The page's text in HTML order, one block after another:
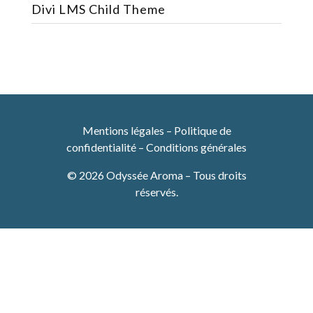
Divi LMS Child Theme
Mentions légales – Politique de
confidentialité – Conditions générales
© 2026 Odyssée Aroma – Tous droits
réservés.